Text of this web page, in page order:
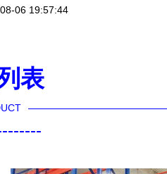
06 19:57:44
表